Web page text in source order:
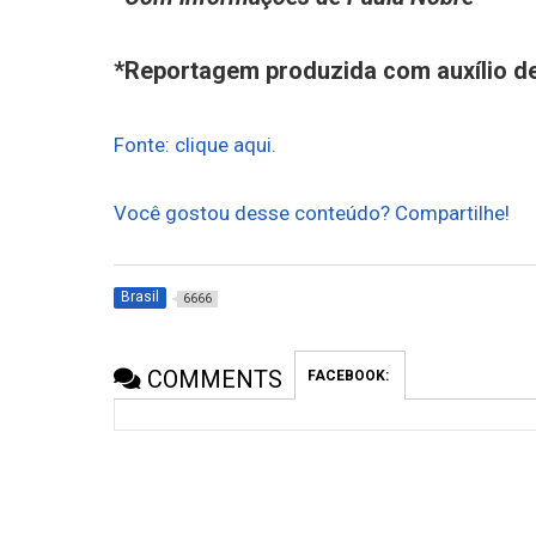
*Reportagem produzida com auxílio
Fonte: clique aqui.
Você gostou desse conteúdo? Compartilhe!
Brasil 6666
COMMENTS FACEBOOK: